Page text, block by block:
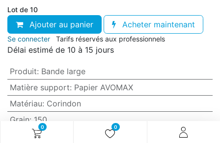
0 0
Lot de 10
Ajouter au panier Acheter maintenant
Se connecter Tarifs réservés aux professionnels
Délai estimé de 10 à 15 jours
Produit: Bande large
Matière support: Papier AVOMAX
Matériau: Corindon
Grain: 150
Anti-encrassement